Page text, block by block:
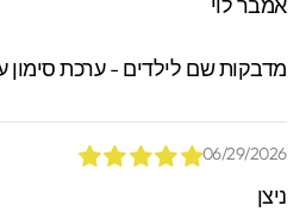
מדבקות שם לילדים - ערכת סימון עמידה
06/29/2026
ניצן